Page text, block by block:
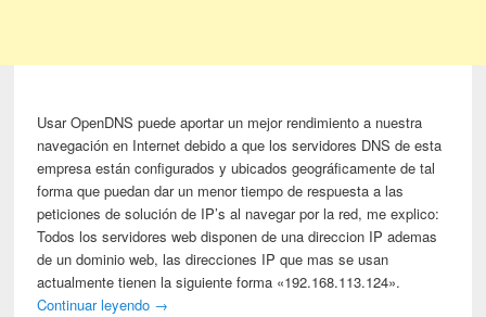
Usar OpenDNS puede aportar un mejor rendimiento a nuestra
navegación en Internet debido a que los servidores DNS de esta
empresa están configurados y ubicados geográficamente de tal
forma que puedan dar un menor tiempo de respuesta a las
peticiones de solución de IP’s al navegar por la red, me explico:
Todos los servidores web disponen de una direccion IP ademas
de un dominio web, las direcciones IP que mas se usan
actualmente tienen la siguiente forma «192.168.113.124».
Continuar leyendo →